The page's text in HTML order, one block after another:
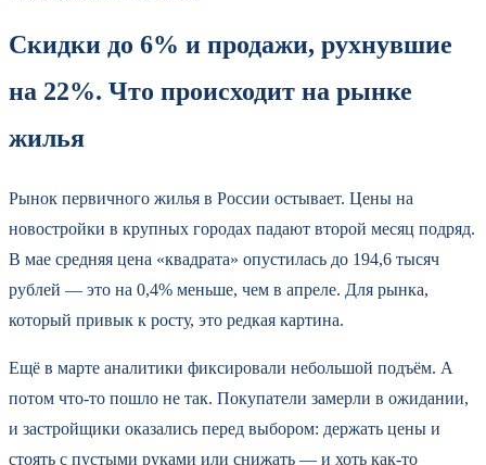
Скидки до 6% и продажи, рухнувшие
на 22%. Что происходит на рынке
жилья
Рынок первичного жилья в России остывает. Цены на
новостройки в крупных городах падают второй месяц подряд.
В мае средняя цена «квадрата» опустилась до 194,6 тысяч
рублей — это на 0,4% меньше, чем в апреле. Для рынка,
который привык к росту, это редкая картина.
Ещё в марте аналитики фиксировали небольшой подъём. А
потом что-то пошло не так. Покупатели замерли в ожидании,
и застройщики оказались перед выбором: держать цены и
стоять с пустыми руками или снижать — и хоть как-то